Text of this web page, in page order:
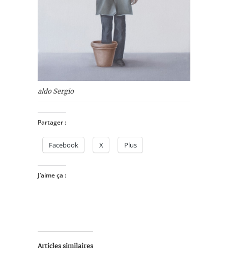
aldo Sergio
Partager :
Facebook X Plus
J’aime ça :
Articles similaires